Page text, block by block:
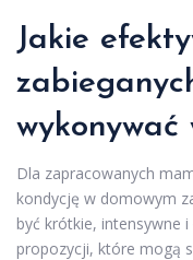
Jakie
wykonywać
Dla zapracowanych
kondycję w domowym
być krótkie, intensywne
propozycji, które mogą